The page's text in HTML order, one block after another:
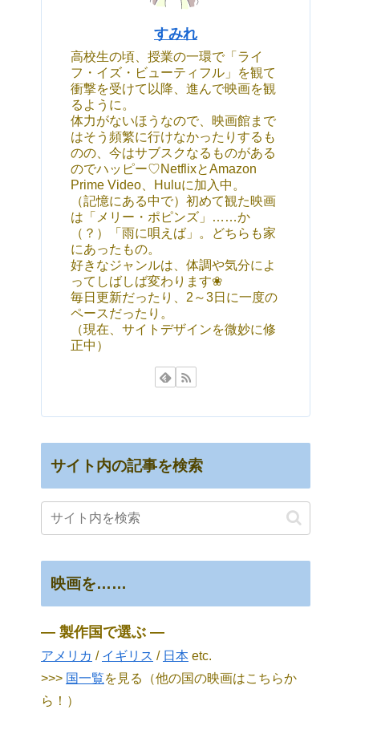
すみれ
高校生の頃、授業の一環で「ライ
フ・イズ・ビューティフル」を観て
衝撃を受けて以降、進んで映画を観
るように。
体力がないほうなので、映画館まで
はそう頻繁に行けなかったりするも
のの、今はサブスクなるものがある
のでハッピー♡NetflixとAmazon
Prime Video、Huluに加入中。
（記憶にある中で）初めて観た映画
は「メリー・ポピンズ」……か
（？）「雨に唄えば」。どちらも家
にあったもの。
好きなジャンルは、体調や気分によ
ってしばしば変わります❀
毎日更新だったり、2～3日に一度の
ペースだったり。
（現在、サイトデザインを微妙に修
正中）
サイト内の記事を検索
映画を……
― 製作国で選ぶ ―
アメリカ / イギリス / 日本 etc.
>>> 国一覧を見る（他の国の映画はこちらか
ら！）